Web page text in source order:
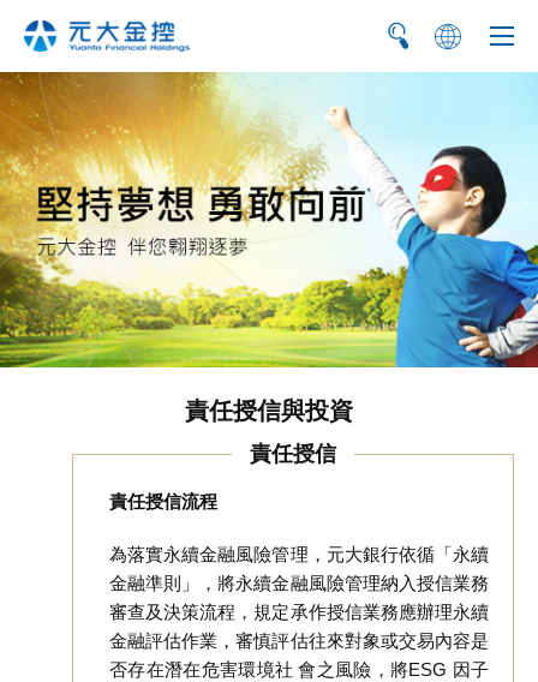
简 EN
責任授信與投資
責任授信
責任授信流程
為落實永續金融風險管理，元大銀行依循「永續
金融準則」，將永續金融風險管理納入授信業務
審查及決策流程，規定承作授信業務應辦理永續
金融評估作業，審慎評估往來對象或交易內容是
否存在潛在危害環境社 會之風險，將ESG 因子